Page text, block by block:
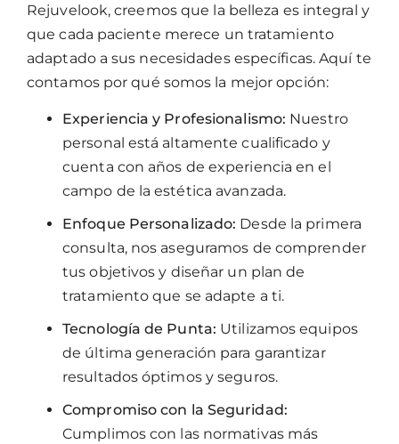
Rejuvelook, creemos que la belleza es integral y
que cada paciente merece un tratamiento
adaptado a sus necesidades específicas. Aquí te
contamos por qué somos la mejor opción:
Experiencia y Profesionalismo: Nuestro
personal está altamente cualificado y
cuenta con años de experiencia en el
campo de la estética avanzada.
Enfoque Personalizado: Desde la primera
consulta, nos aseguramos de comprender
tus objetivos y diseñar un plan de
tratamiento que se adapte a ti.
Tecnología de Punta: Utilizamos equipos
de última generación para garantizar
resultados óptimos y seguros.
Compromiso con la Seguridad:
Cumplimos con las normativas más